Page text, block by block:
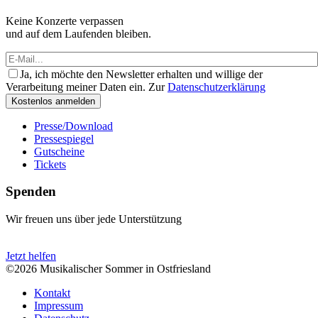
Keine Konzerte verpassen
und auf dem Laufenden bleiben.
Ja, ich möchte den Newsletter erhalten und willige der
Verarbeitung meiner Daten ein. ZurDatenschutzerklärung
Kostenlos anmelden
Presse/Download
Pressespiegel
Gutscheine
Tickets
Spenden
Wir freuen uns über jede Unterstützung
Jetzt helfen
©2026 Musikalischer Sommer in Ostfriesland
Kontakt
Impressum